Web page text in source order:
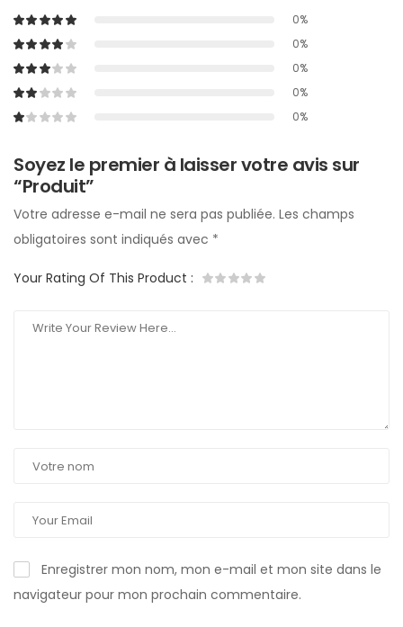
0%
0%
0%
0%
0%
Soyez le premier à laisser votre avis sur
“Produit”
Votre adresse e-mail ne sera pas publiée. Les champs
obligatoires sont indiqués avec *
Your Rating Of This Product :
Enregistrer mon nom, mon e-mail et mon site dans le
navigateur pour mon prochain commentaire.